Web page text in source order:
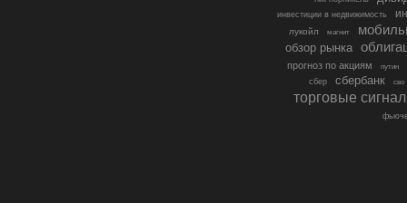
инвестиции в недвижимость
лукойл магнит
обзор рынка
прогноз по акциям
путин
сбер сбербанк сво
торговые